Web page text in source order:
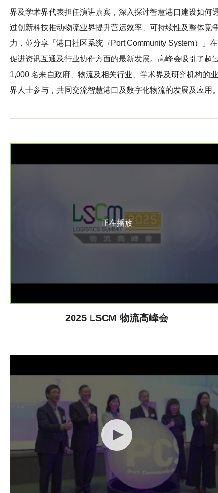
界及学术界代表担任演讲嘉宾，深入探讨智慧港口建设如何
过创新科技推动物流业界提升营运效率、可持续性及整体竞
力，並分享「港口社区系统（Port Community System）」在
促进资讯互通及行业协作方面的最新发展。高峰会吸引了超
1,000 名来自政府、物流及相关行业、学术界及研究机构的业
界人士参与，共同交流智慧港口及数字化物流的发展及应用
正在播放
2025 LSCM 物流高峰会